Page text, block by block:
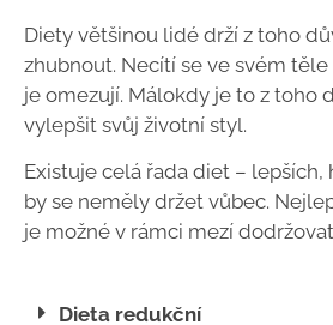
Diety většinou lidé drží z toho
zhubnout. Necítí se ve svém
je omezují. Málokdy je to z toho
vylepšit svůj životní styl.
Existuje celá řada diet – lepších,
by se neměly držet vůbec.
je možné v rámci mezí
Dieta redukční